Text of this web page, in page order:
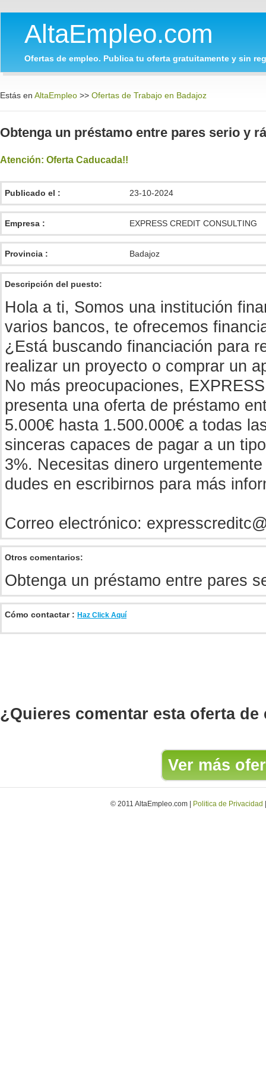
AltaEmpleo.com
Ofertas de empleo. Publica tu oferta gratuitamente y sin
Estás en AltaEmpleo >> Ofertas de Trabajo en Badajoz
Obtenga un préstamo entre pares serio y
Atención: Oferta Caducada!!
Publicado el : 23-10-2024
Empresa : EXPRESS CREDIT CONSULTING
Provincia : Badajoz
Descripción del puesto:
Hola a ti, Somos una institución
varios bancos, te ofrecemos
¿Está buscando financiación para
realizar un proyecto o comprar un
No más preocupaciones,
presenta una oferta de préstamo
5.000€ hasta 1.500.000€ a todas
sinceras capaces de pagar a un
3%. Necesitas dinero
dudes en escribirnos para más
Correo electrónico:
Otros comentarios:
Obtenga un préstamo entre pares
Cómo contactar : Haz Click Aquí
¿Quieres comentar esta oferta de
Ver más
© 2011 AltaEmpleo.com | Politica de Privacidad